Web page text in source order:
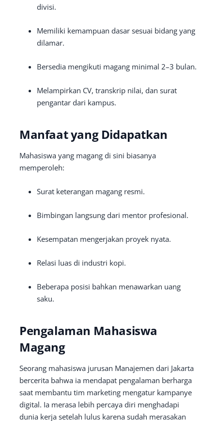
divisi.
Memiliki kemampuan dasar sesuai bidang yang
dilamar.
Bersedia mengikuti magang minimal 2–3 bulan.
Melampirkan CV, transkrip nilai, dan surat
pengantar dari kampus.
Manfaat yang Didapatkan
Mahasiswa yang magang di sini biasanya
memperoleh:
Surat keterangan magang resmi.
Bimbingan langsung dari mentor profesional.
Kesempatan mengerjakan proyek nyata.
Relasi luas di industri kopi.
Beberapa posisi bahkan menawarkan uang
saku.
Pengalaman Mahasiswa
Magang
Seorang mahasiswa jurusan Manajemen dari Jakarta
bercerita bahwa ia mendapat pengalaman berharga
saat membantu tim marketing mengatur kampanye
digital. Ia merasa lebih percaya diri menghadapi
dunia kerja setelah lulus karena sudah merasakan